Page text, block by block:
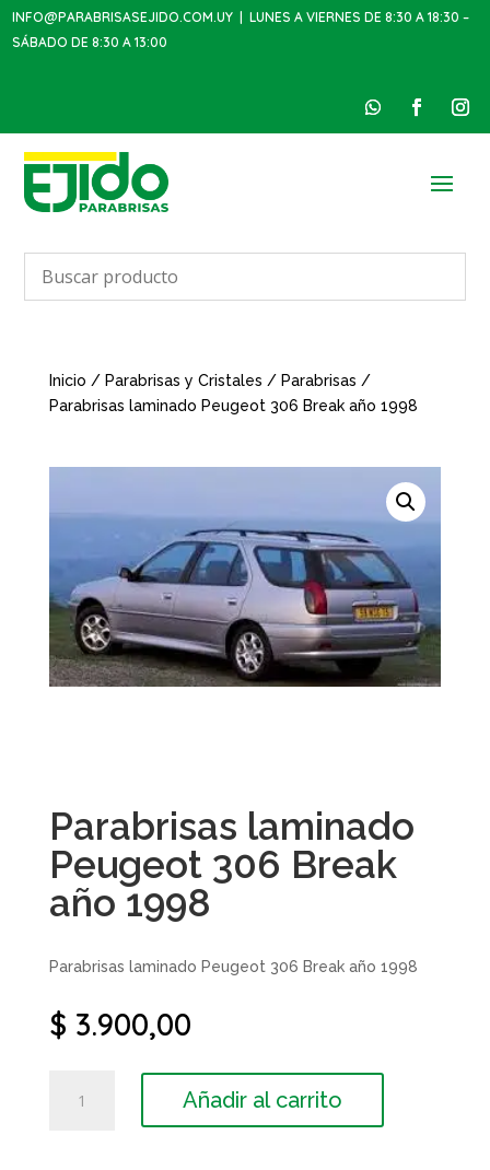
INFO@PARABRISASEJIDO.COM.UY | LUNES A VIERNES DE 8:30 A 18:30 –
SÁBADO DE 8:30 A 13:00
Inicio / Parabrisas y Cristales / Parabrisas /
Parabrisas laminado Peugeot 306 Break año 1998
Parabrisas laminado
Peugeot 306 Break
año 1998
Parabrisas laminado Peugeot 306 Break año 1998
$ 3.900,00
laminado
Añadir al carrito